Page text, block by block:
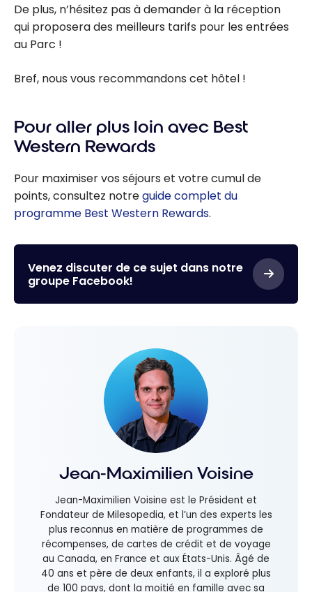
De plus, n’hésitez pas à demander à la réception
qui proposera des meilleurs tarifs pour les entrées
au Parc !
Bref, nous vous recommandons cet hôtel !
Pour aller plus loin avec Best
Western Rewards
Pour maximiser vos séjours et votre cumul de
points, consultez notreguide complet du
programme Best Western Rewards.
Venez discuter de ce sujet dans notre
groupe Facebook!
Jean-Maximilien Voisine
Jean-Maximilien Voisine est le Président et
Fondateur de Milesopedia, et l’un des experts les
plus reconnus en matière de programmes de
récompenses, de cartes de crédit et de voyage
au Canada, en France et aux États-Unis. Âgé de
40 ans et père de deux enfants, il a exploré plus
de 100 pays, dont la moitié en famille avec sa